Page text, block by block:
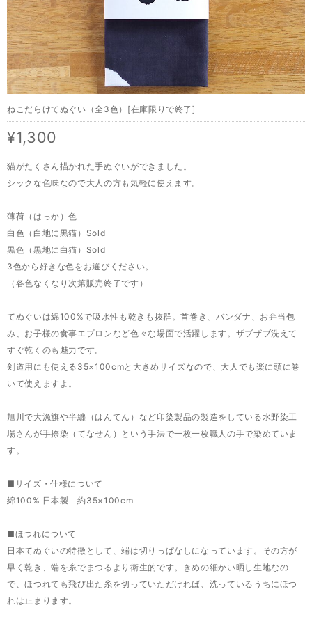
ねこだらけてぬぐい（全3色）[在庫限りで終了]
¥1,300
猫がたくさん描かれた手ぬぐいができました。
シックな色味なので大人の方も気軽に使えます。
薄荷（はっか）色
白色（白地に黒猫）Sold
黒色（黒地に白猫）Sold
3色から好きな色をお選びください。
（各色なくなり次第販売終了です）
てぬぐいは綿100%で吸水性も乾きも抜群。首巻き、バンダナ、お弁当包
み、お子様の食事エプロンなど色々な場面で活躍します。ザブザブ洗えて
すぐ乾くのも魅力です。
剣道用にも使える35×100cmと大きめサイズなので、大人でも楽に頭に巻
いて使えますよ。
旭川で大漁旗や半纏（はんてん）など印染製品の製造をしている水野染工
場さんが手捺染（てなせん）という手法で一枚一枚職人の手で染めていま
す。
■サイズ・仕様について
綿100% 日本製 約35×100cm
■ほつれについて
日本てぬぐいの特徴として、端は切りっぱなしになっています。その方が
早く乾き、端を糸でまつるより衛生的です。きめの細かい晒し生地なの
で、ほつれても飛び出た糸を切っていただければ、洗っているうちにほつ
れは止まります。